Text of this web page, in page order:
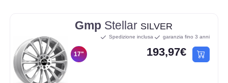
Gmp Stellar SILVER
17"
Spedizione inclusa garanzia fino 3 anni
193,97€